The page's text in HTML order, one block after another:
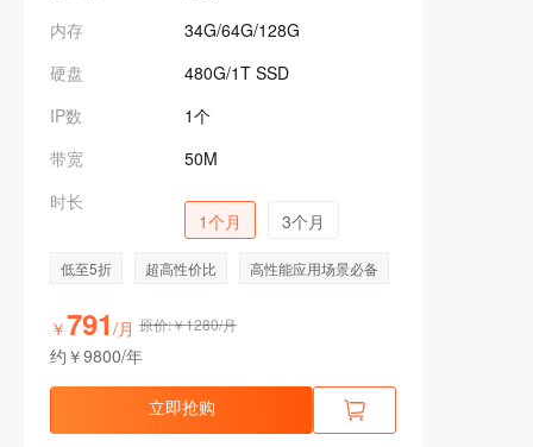
内存
34G/64G/128G
硬盘
480G/1T SSD
IP数
1个
带宽
50M
时长
1个月
3个月
低至5折 超高性价比 高性能应用场景必备
￥791 /月 原价:￥1280/月
约￥9800/年
立即抢购